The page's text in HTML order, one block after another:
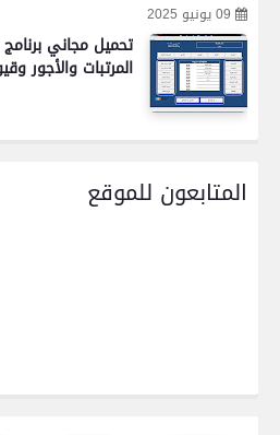
09 يونيو 2025
تحميل مجاني
المرتبات والأجور
المتابعون للموقع